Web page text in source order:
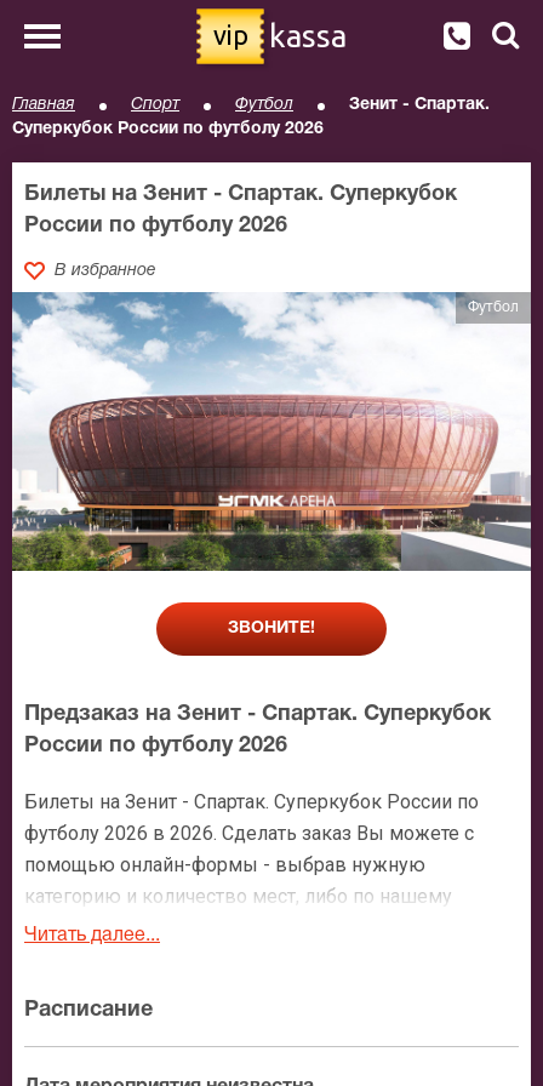
vip kassa
Главная Спорт Футбол
Зенит - Спартак.
Суперкубок России по футболу 2026
Билеты на Зенит - Спартак. Суперкубок
России по футболу 2026
В избранное
Футбол
ЗВОНИТЕ!
Предзаказ на Зенит - Спартак. Суперкубок
России по футболу 2026
Билеты на Зенит - Спартак. Суперкубок России по
футболу 2026 в 2026. Сделать заказ Вы можете с
помощью онлайн-формы - выбрав нужную
категорию и количество мест, либо по нашему
номеру телефона: +7 (495) 921-35-00. После
мероприятии, о расположении мест в зрительном
зале, о том как заказать билет и утвердит адрес
Читать далее...
Расписание